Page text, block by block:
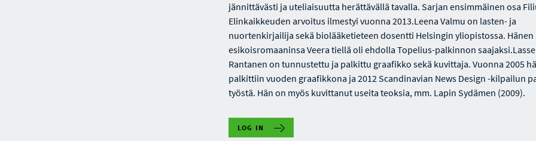
jännittävästi ja uteliaisuutta herättävällä tavalla. Sarjan ensimmäinen osa
Elinkaikkeuden arvoitus ilmestyi vuonna 2013.Leena Valmu on lasten- ja
nuortenkirjailija sekä biolääketieteen dosentti Helsingin yliopistossa. Hänen
esikoisromaaninsa Veera tiellä oli ehdolla Topelius-palkinnon saajaksi.Lasse
Rantanen on tunnustettu ja palkittu graafikko sekä kuvittaja. Vuonna 2005
palkittiin vuoden graafikkona ja 2012 Scandinavian News Design -kilpailun
työstä. Hän on myös kuvittanut useita teoksia, mm. Lapin Sydämen (2009).
LOG IN